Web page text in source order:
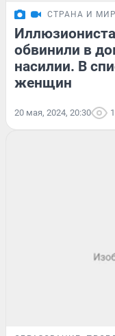
СТРАНА И МИР
обвинили в
насилии. В
женщин
20 мая, 2024, 20:30